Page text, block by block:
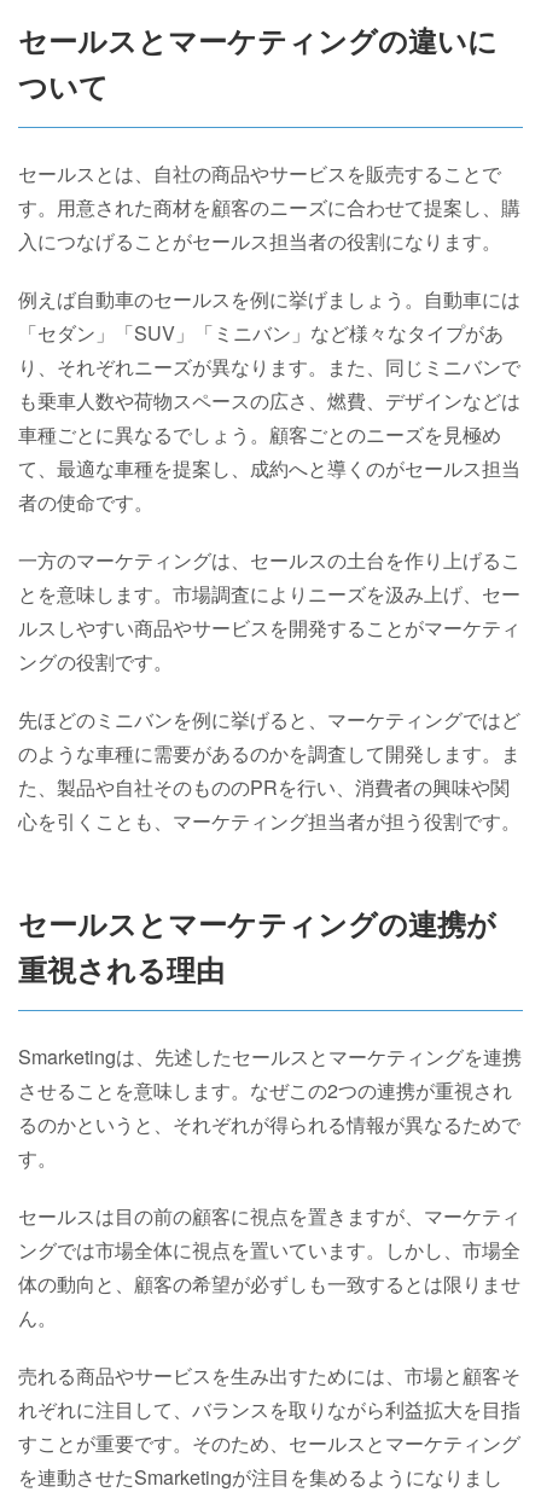
セールスとマーケティングの違いに
ついて
セールスとは、自社の商品やサービスを販売することで
す。用意された商材を顧客のニーズに合わせて提案し、購
入につなげることがセールス担当者の役割になります。
例えば自動車のセールスを例に挙げましょう。自動車には
「セダン」「SUV」「ミニバン」など様々なタイプがあ
り、それぞれニーズが異なります。また、同じミニバンで
も乗車人数や荷物スペースの広さ、燃費、デザインなどは
車種ごとに異なるでしょう。顧客ごとのニーズを見極め
て、最適な車種を提案し、成約へと導くのがセールス担当
者の使命です。
一方のマーケティングは、セールスの土台を作り上げるこ
とを意味します。市場調査によりニーズを汲み上げ、セー
ルスしやすい商品やサービスを開発することがマーケティ
ングの役割です。
先ほどのミニバンを例に挙げると、マーケティングではど
のような車種に需要があるのかを調査して開発します。ま
た、製品や自社そのもののPRを行い、消費者の興味や関
心を引くことも、マーケティング担当者が担う役割です。
セールスとマーケティングの連携が
重視される理由
Smarketingは、先述したセールスとマーケティングを連携
させることを意味します。なぜこの2つの連携が重視され
るのかというと、それぞれが得られる情報が異なるためで
す。
セールスは目の前の顧客に視点を置きますが、マーケティ
ングでは市場全体に視点を置いています。しかし、市場全
体の動向と、顧客の希望が必ずしも一致するとは限りませ
ん。
売れる商品やサービスを生み出すためには、市場と顧客そ
れぞれに注目して、バランスを取りながら利益拡大を目指
すことが重要です。そのため、セールスとマーケティング
を連動させたSmarketingが注目を集めるようになりまし